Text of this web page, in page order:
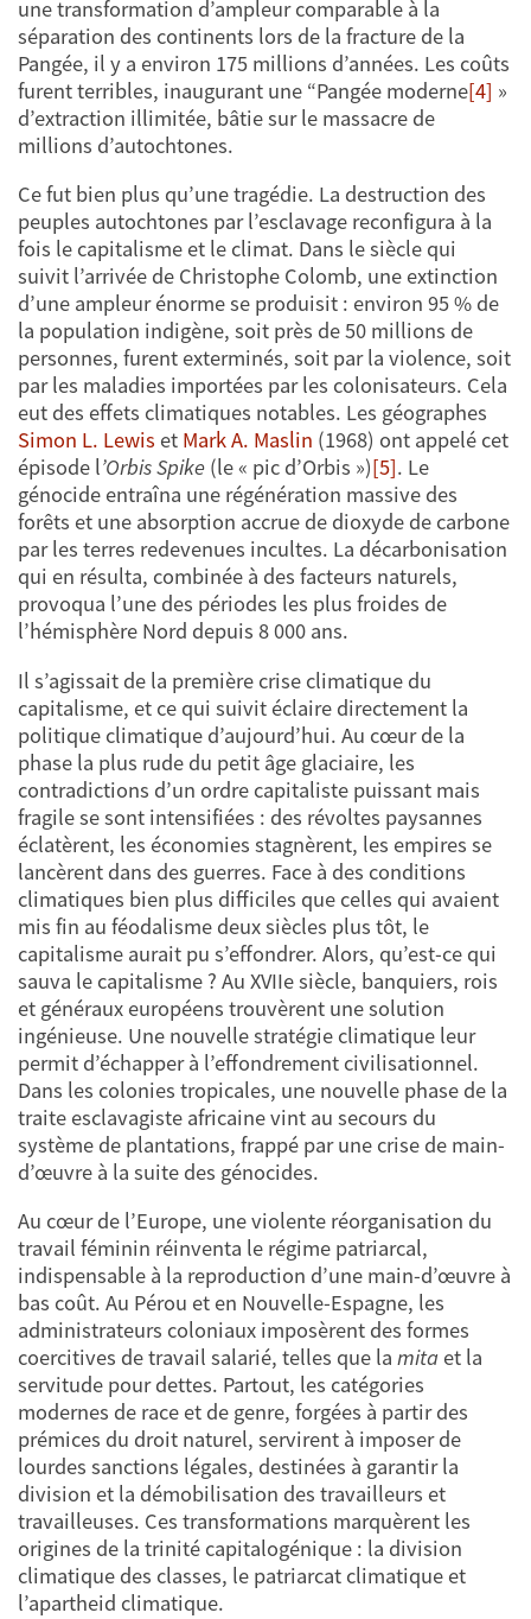
une transformation d’ampleur comparable à la
séparation des continents lors de la fracture de la
Pangée, il y a environ 175 millions d’années. Les coûts
furent terribles, inaugurant une “Pangée moderne[4] »
d’extraction illimitée, bâtie sur le massacre de
millions d’autochtones.
Ce fut bien plus qu’une tragédie. La destruction des
peuples autochtones par l’esclavage reconfigura à la
fois le capitalisme et le climat. Dans le siècle qui
suivit l’arrivée de Christophe Colomb, une extinction
d’une ampleur énorme se produisit : environ 95 % de
la population indigène, soit près de 50 millions de
personnes, furent exterminés, soit par la violence, soit
par les maladies importées par les colonisateurs. Cela
eut des effets climatiques notables. Les géographes
Simon L. Lewis et Mark A. Maslin (1968) ont appelé cet
épisode l’Orbis Spike (le « pic d’Orbis »)[5]. Le
génocide entraîna une régénération massive des
forêts et une absorption accrue de dioxyde de carbone
par les terres redevenues incultes. La décarbonisation
qui en résulta, combinée à des facteurs naturels,
provoqua l’une des périodes les plus froides de
l’hémisphère Nord depuis 8 000 ans.
Il s’agissait de la première crise climatique du
capitalisme, et ce qui suivit éclaire directement la
politique climatique d’aujourd’hui. Au cœur de la
phase la plus rude du petit âge glaciaire, les
contradictions d’un ordre capitaliste puissant mais
fragile se sont intensifiées : des révoltes paysannes
éclatèrent, les économies stagnèrent, les empires se
lancèrent dans des guerres. Face à des conditions
climatiques bien plus difficiles que celles qui avaient
mis fin au féodalisme deux siècles plus tôt, le
capitalisme aurait pu s’effondrer. Alors, qu’est-ce qui
sauva le capitalisme ? Au XVIIe siècle, banquiers, rois
et généraux européens trouvèrent une solution
ingénieuse. Une nouvelle stratégie climatique leur
permit d’échapper à l’effondrement civilisationnel.
Dans les colonies tropicales, une nouvelle phase de la
traite esclavagiste africaine vint au secours du
système de plantations, frappé par une crise de main-
d’œuvre à la suite des génocides.
Au cœur de l’Europe, une violente réorganisation du
travail féminin réinventa le régime patriarcal,
indispensable à la reproduction d’une main-d’œuvre à
bas coût. Au Pérou et en Nouvelle-Espagne, les
administrateurs coloniaux imposèrent des formes
coercitives de travail salarié, telles que la mita et la
servitude pour dettes. Partout, les catégories
modernes de race et de genre, forgées à partir des
prémices du droit naturel, servirent à imposer de
lourdes sanctions légales, destinées à garantir la
division et la démobilisation des travailleurs et
travailleuses. Ces transformations marquèrent les
origines de la trinité capitalogénique : la division
climatique des classes, le patriarcat climatique et
l’apartheid climatique.